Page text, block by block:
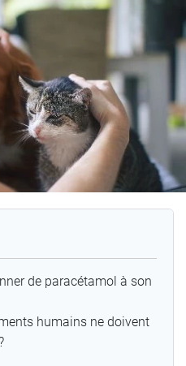
de paracétamol à son
humains ne doivent